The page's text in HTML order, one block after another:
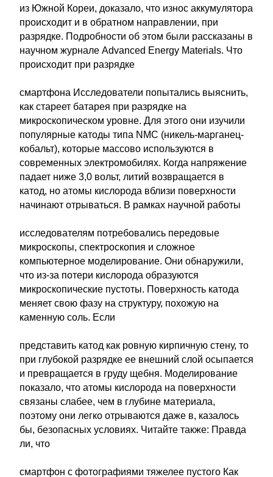
из Южной Кореи, доказало, что износ аккумулятора
происходит и в обратном направлении, при
разрядке. Подробности об этом были рассказаны в
научном журнале Advanced Energy Materials. Что
происходит при разрядке
смартфона Исследователи попытались выяснить,
как стареет батарея при разрядке на
микроскопическом уровне. Для этого они изучили
популярные катоды типа NMC (никель-марганец-
кобальт), которые массово используются в
современных электромобилях. Когда напряжение
падает ниже 3,0 вольт, литий возвращается в
катод, но атомы кислорода вблизи поверхности
начинают отрываться. В рамках научной работы
исследователям потребовались передовые
микроскопы, спектроскопия и сложное
компьютерное моделирование. Они обнаружили,
что из-за потери кислорода образуются
микроскопические пустоты. Поверхность катода
меняет свою фазу на структуру, похожую на
каменную соль. Если
представить катод как ровную кирпичную стену, то
при глубокой разрядке ее внешний слой осыпается
и превращается в груду щебня. Моделирование
показало, что атомы кислорода на поверхности
связаны слабее, чем в глубине материала,
поэтому они легко отрываются даже в, казалось
бы, безопасных условиях. Читайте также: Правда
ли, что
смартфон с фотографиями тяжелее пустого Как